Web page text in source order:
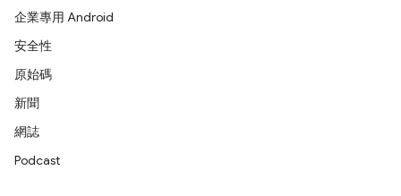
企業專用 Android
安全性
原始碼
新聞
網誌
Podcast